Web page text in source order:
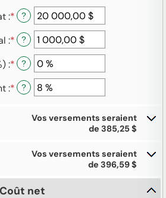
:*Entrez
montant
entre
1 000,00 $
et
10 000 000,00 $
?
:*Entrez
montant
entre
0,00 $
1 000 000,00 $
?
:*Entrez
montant
?
:*Entrez
montant
?
afficher
Vos versements seraient
de 385,25 $
sur
afficher
Vos versements seraient
de 396,59 $
Coût net